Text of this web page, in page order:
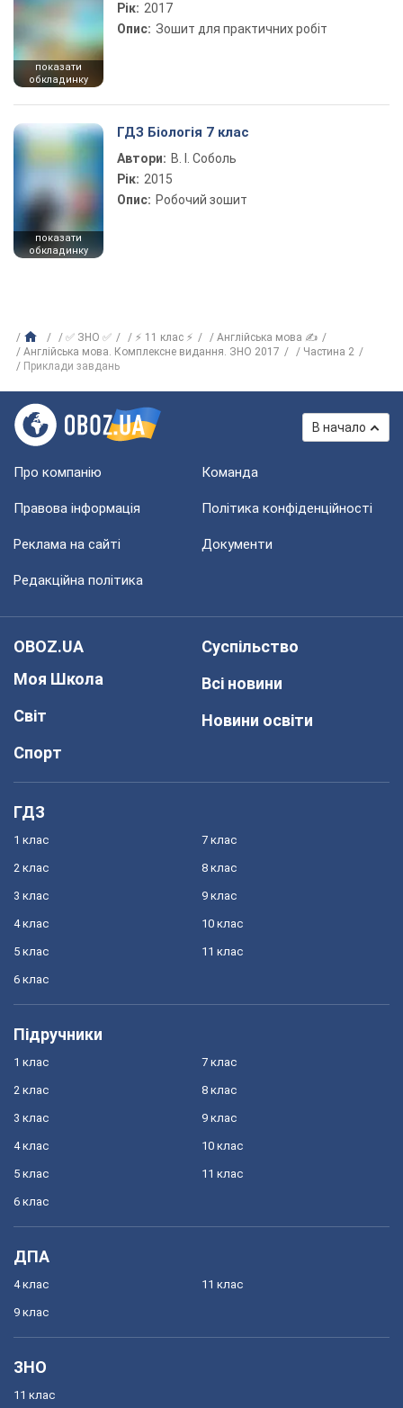
показати
обкладинку
Рік: 2017
Опис: Зошит для практичних робіт
показати
обкладинку
ГДЗ Біологія 7 клас
Автори: В. І. Соболь
Рік: 2015
Опис: Робочий зошит
✅ ЗНО ✅ ⚡ 11 клас ⚡
Англійська мова ✍
Англійська мова. Комплексне видання. ЗНО 2017
Частина 2
Приклади завдань
В начало
Про компанію Команда
Правова інформація Політика конфіденційності
Реклама на сайті Документи
Редакційна політика
OBOZ.UA
Моя Школа
Світ
Спорт
Суспільство
Всі новини
Новини освіти
ГДЗ
1 клас
2 клас
3 клас
4 клас
5 клас
6 клас
7 клас
8 клас
9 клас
10 клас
11 клас
Підручники
1 клас
2 клас
3 клас
4 клас
5 клас
6 клас
7 клас
8 клас
9 клас
10 клас
11 клас
ДПА
4 клас
9 клас
11 клас
ЗНО
11 клас